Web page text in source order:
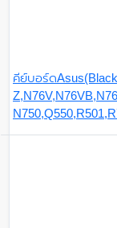
คีย์บอร์ด